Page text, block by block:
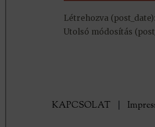
Létrehozva (post_date):
Utolsó módosítás
KAPCSOLAT